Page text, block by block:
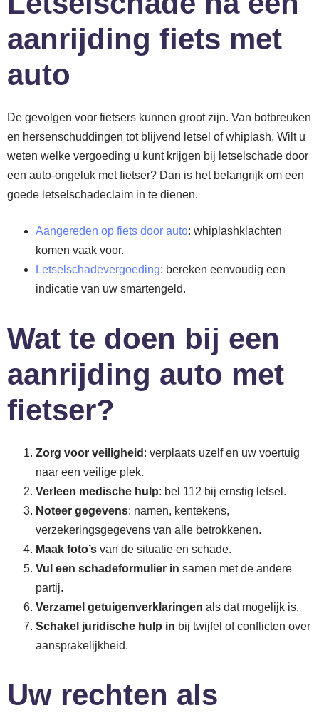
aanrijding fiets met
auto
De gevolgen voor fietsers kunnen groot zijn. Van botbreuken
en hersenschuddingen tot blijvend letsel of whiplash. Wilt u
weten welke vergoeding u kunt krijgen bij letselschade door
een auto-ongeluk met fietser? Dan is het belangrijk om een
goede letselschadeclaim in te dienen.
Aangereden op fiets door auto: whiplashklachten
komen vaak voor.
Letselschadevergoeding: bereken eenvoudig een
indicatie van uw smartengeld.
Wat te doen bij een
aanrijding auto met
fietser?
Zorg voor veiligheid : verplaats uzelf en uw voertuig
naar een veilige plek.
Verleen medische hulp: bel 112 bij ernstig letsel.
Noteer gegevens: namen, kentekens,
verzekeringsgegevens van alle betrokkenen.
Maak foto’s van de situatie en schade.
Vul een schadeformulier in samen met de andere
partij.
Verzamel getuigenverklaringen als dat mogelijk is.
Schakel juridische hulp in bij twijfel of conflicten over
aansprakelijkheid.
Uw rechten als